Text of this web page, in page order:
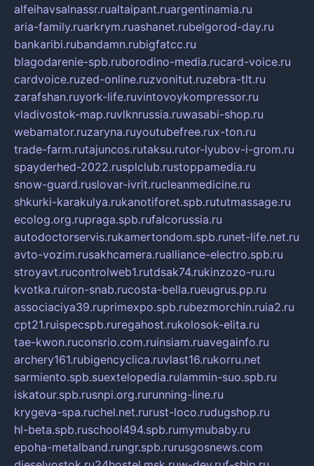
alfeihavsalnassr.rualtaipant.ruargentinamia.ru
aria-family.ruarkrym.ruashanet.rubelgorod-day.ru
bankaribi.rubandamn.rubigfatcc.ru
blagodarenie-spb.ruborodino-media.rucard-voice.ru
cardvoice.ruzed-online.ruzvonitut.ruzebra-tlt.ru
zarafshan.ruyork-life.ruvintovoykompressor.ru
vladivostok-map.ruvlknrussia.ruwasabi-shop.ru
webamator.ruzaryna.ruyoutubefree.rux-ton.ru
trade-farm.rutajuncos.rutaksu.rutor-lyubov-i-grom.ru
spayderhed-2022.rusplclub.rustoppamedia.ru
snow-guard.ruslovar-ivrit.rucleanmedicine.ru
shkurki-karakulya.rukanotiforet.spb.rututmassage.ru
ecolog.org.rupraga.spb.rufalcorussia.ru
autodoctorservis.rukamertondom.spb.runet-life.net.ru
avto-vozim.rusakhcamera.rualliance-electro.spb.ru
stroyavt.rucontrolweb1.rutdsak74.rukinzozo-ru.ru
kvotka.ruiron-snab.rucosta-bella.rueugrus.pp.ru
associaciya39.ruprimexpo.spb.rubezmorchin.ruia2.ru
cpt21.ruispecspb.ruregahost.rukolosok-elita.ru
tae-kwon.ruconsrio.com.ruinsiam.ruavegainfo.ru
archery161.rubigencyclica.ruvlast16.rukorru.net
sarmiento.spb.suextelopedia.rulammin-suo.spb.ru
iskatour.spb.rusnpi.org.rurunning-line.ru
krygeva-spa.ruchel.net.rurust-loco.rudugshop.ru
hl-beta.spb.ruschool494.spb.rumymubaby.ru
epoha-metalband.rungr.spb.rurusgosnews.com